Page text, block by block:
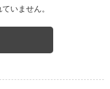
いません。